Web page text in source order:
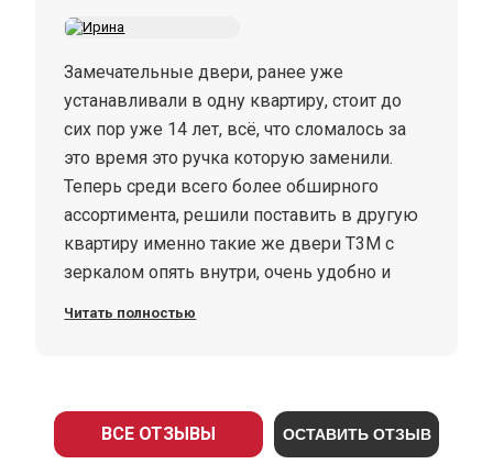
Замечательные двери, ранее уже
устанавливали в одну квартиру, стоит до
сих пор уже 14 лет, всё, что сломалось за
это время это ручка которую заменили.
Теперь среди всего более обширного
ассортимента, решили поставить в другую
квартиру именно такие же двери Т3М с
зеркалом опять внутри, очень удобно и
очень довольны теперь уже второй. Ребята
молодцы даже протерли всю дверь, ключи
Читать полностью
ВСЕ ОТЗЫВЫ ОСТАВИТЬ ОТЗЫВ